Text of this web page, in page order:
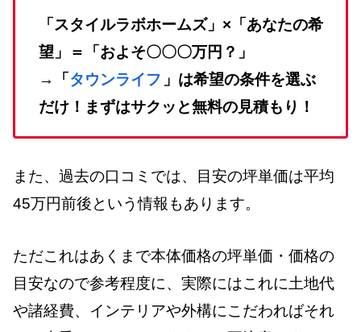
「スタイルラボホームズ」×「あなたの希
望」＝「およそ〇〇〇万円？」
→「 タウンライフ 」は希望の条件を選ぶ
だけ！まずはサクッと無料の見積もり！
また、過去の口コミでは、目安の坪単価は平均
45万円前後という情報もあります。
ただこれはあくまで本体価格の坪単価・価格の
目安なので参考程度に、実際にはこれに土地代
や諸経費、インテリアや外構にこだわればそれ